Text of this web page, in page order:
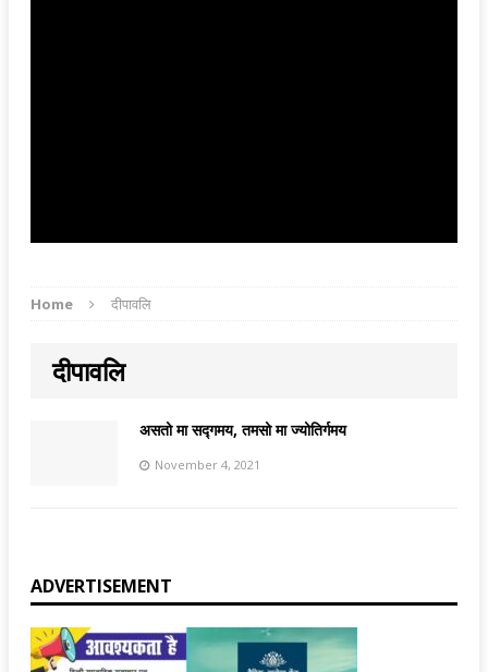
Home दीपावलि
दीपावलि
असतो मा सद्गमय, तमसो मा ज्योतिर्गमय
November 4, 2021
ADVERTISEMENT